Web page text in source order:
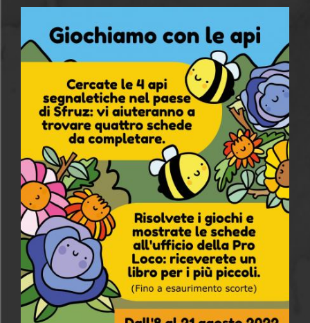
“Giochiamo con le api” un nuovo e ambizioso
progetto rivolto ai più piccoli: una caccia al tesoro
enigmistica con tante schede-gioco tematiche per
scoprire le api e il loro mondo.
L’iniziativa sarà gratuita e aperta a tutti. Dall’8 al 21
agosto i più piccoli potranno cercare le api
segnaletiche nel centro storico del paese. Accanto a
ogni ape, sarà disponibile una scheda-gioco; i
partecipanti potranno ritirare una copia, risolvere i
giochi e mostrare le quattro schede all’ufficio della
Pro Loco per ricevere un attestato e un piccolo
omaggio. In premio ci saranno tanti libri per i più
piccoli: un’occasione per promuovere la lettura e far
scoprire ai ragazzi l’universo della letteratura.